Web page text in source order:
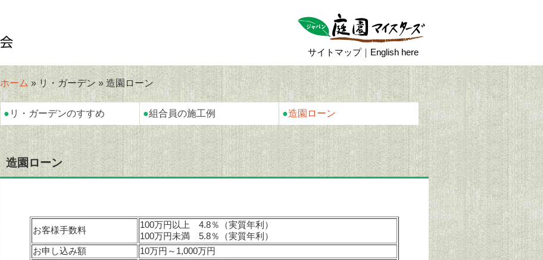
サイトマップ｜ English here
ホーム» リ・ガーデン » 造園ローン
● リ・ガーデンのすすめ ●組合員の施工例 ●造園ローン
造園ローン
お客様手数料
100万円以上 4.8％（実質年利）
100万円未満 5.8％（実質年利）
お申し込み額
10万円～1,000万円